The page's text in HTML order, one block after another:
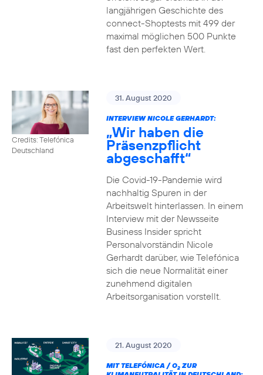
langjährigen Geschichte des
connect-Shoptests mit 499 der
maximal möglichen 500 Punkte
fast den perfekten Wert.
Credits: Telefónica
Deutschland
31. August 2020
INTERVIEW NICOLE GERHARDT:
„Wir haben die
Präsenzpflicht
abgeschafft“
Die Covid-19-Pandemie wird
nachhaltig Spuren in der
Arbeitswelt hinterlassen. In einem
Interview mit der Newsseite
Business Insider spricht
Personalvorständin Nicole
Gerhardt darüber, wie Telefónica
sich die neue Normalität einer
zunehmend digitalen
Arbeitsorganisation vorstellt.
21. August 2020
MIT TELEFÓNICA / O2ZUR